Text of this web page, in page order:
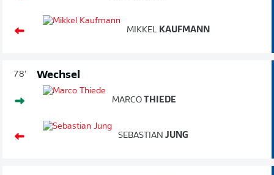
MIKKEL KAUFMANN
78' Wechsel
MARCO THIEDE
SEBASTIAN JUNG